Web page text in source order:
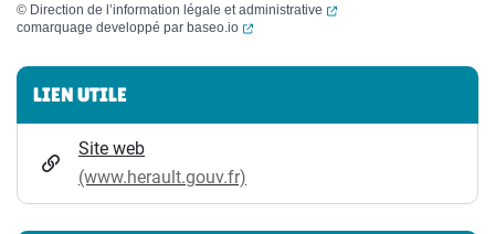
© Direction de l’information légale et administrative
(ouverture dans un
comarquage developpé par baseo.io (ouverture dans un nouvel onglet)
Informations complémentaires
LIEN UTILE
Site web
(www.herault.gouv.fr)